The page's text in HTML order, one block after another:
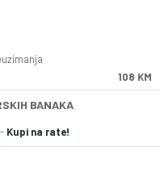
108 KM
BANAKA
Kupi na rate!